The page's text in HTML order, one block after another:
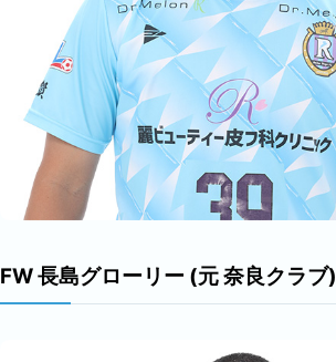
FW 長島グローリー (元 奈良クラブ)